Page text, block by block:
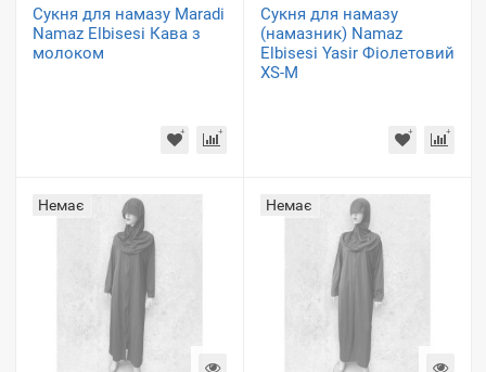
Сукня для намазу Maradi
Namaz Elbisesi Кава з
молоком
Сукня для намазу
(намазник) Namaz
Elbisesi Yasir Фіолетовий
XS-M
Немає Немає